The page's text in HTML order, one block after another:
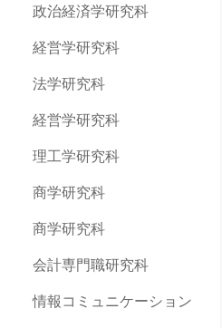
政治経済学研究科
経営学研究科
法学研究科
経営学研究科
理工学研究科
商学研究科
商学研究科
会計専門職研究科
情報コミュニケーション